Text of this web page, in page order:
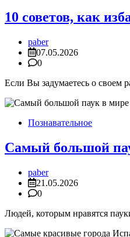
10 советов, как
paber
07.05.2026
0
Если Вы задумаетесь о своем
Познавательное
Самый большой
paber
21.05.2026
0
Людей, которым нравятся